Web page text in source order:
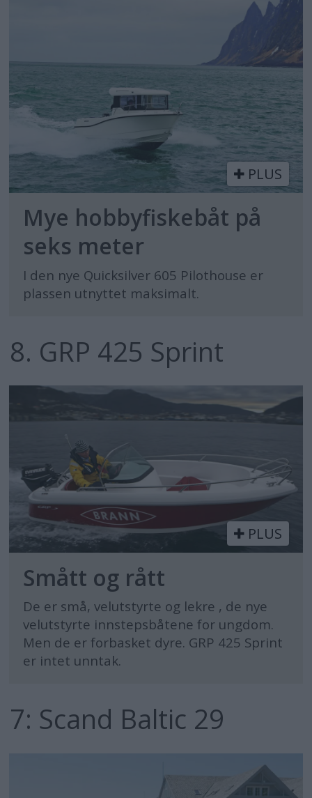
PLUS
Mye hobbyfiskebåt på
seks meter
I den nye Quicksilver 605 Pilothouse er
plassen utnyttet maksimalt.
8. GRP 425 Sprint
PLUS
Smått og rått
De er små, velutstyrte og lekre , de nye
velutstyrte innstepsbåtene for ungdom.
Men de er forbasket dyre. GRP 425 Sprint
er intet unntak.
7: Scand Baltic 29